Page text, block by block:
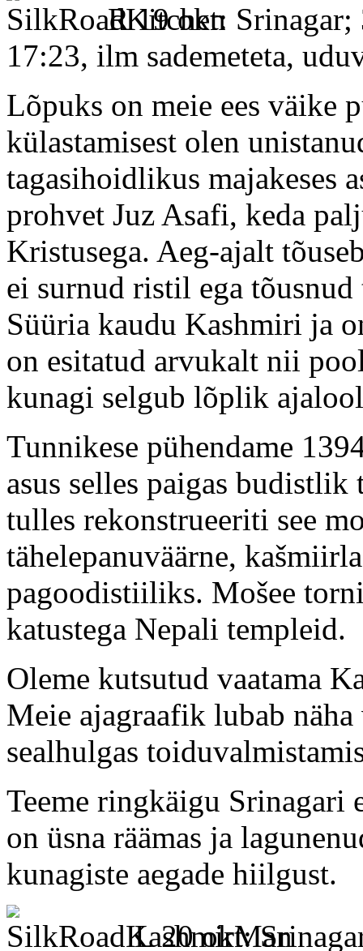
R 19 okt:
17:23, ilm sademeteta,
Lõpuks on meie ees väike
külastamisest olen
tagasihoidlikus majakeses
prohvet Juz Asafi, keda
Kristusega. Aeg-ajalt
ei surnud ristil ega tõusnud
Süüria kaudu Kashmiri ja
on esitatud arvukalt nii
kunagi selgub lõplik
Tunnikese pühendame
asus selles paigas
tulles rekonstrueeriti see
tähelepanuväärne,
pagoodistiiliks. Mošee
katustega Nepali templeid.
Oleme kutsutud vaatama
Meie ajagraafik lubab
sealhulgas
Teeme ringkäigu Srinagari
on üsna räämas ja
kunagiste aegade hiilgust.
L 20 okt: